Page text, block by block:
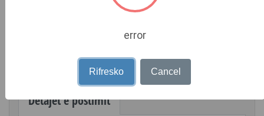
Detajet e postimit
error
Rifresko Cancel